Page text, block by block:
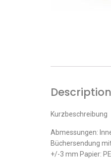
Description
Kurzbeschreibung
Abmessungen:
Büchersendung
+/-3 mm Papier: